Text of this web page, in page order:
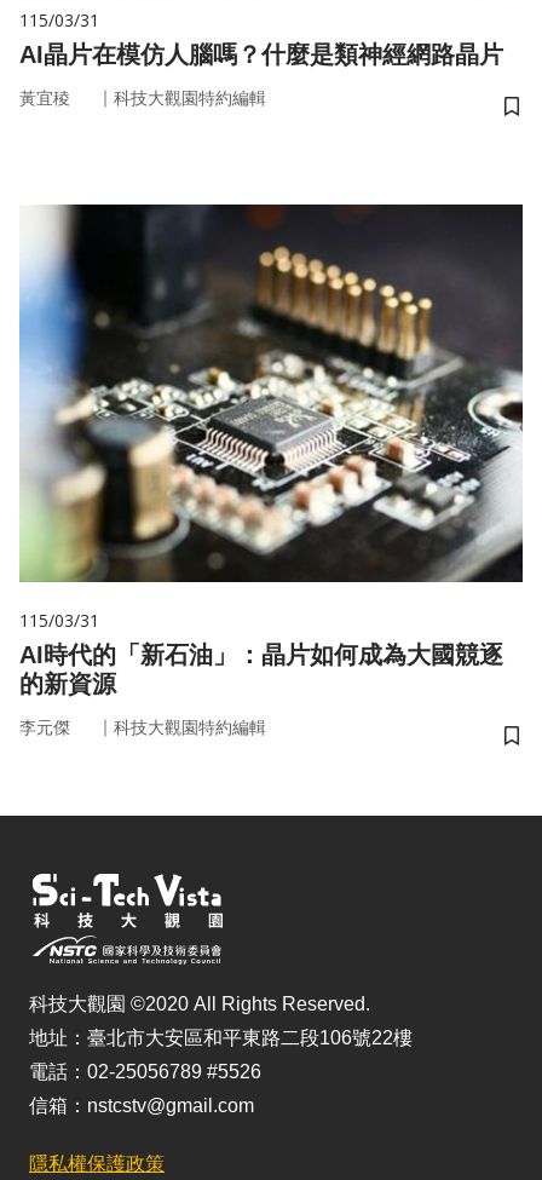
115/03/31
AI晶片在模仿人腦嗎？什麼是類神經網路晶片
黃宜稜 ｜ 科技大觀園特約編輯
儲
115/03/31
AI時代的「新石油」：晶片如何成為大國競逐
的新資源
李元傑 ｜ 科技大觀園特約編輯
儲
科技大觀園 ©2020 All Rights Reserved.
地址：臺北市大安區和平東路二段106號22樓
電話：02-25056789 #5526
信箱：nstcstv@gmail.com
隱私權保護政策